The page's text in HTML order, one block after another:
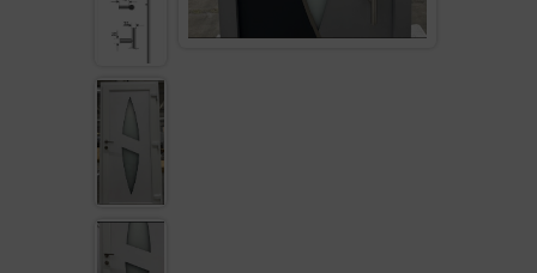
FENSTER
KUNSTSTOFF HAUSTÜR
TERRASSENTÜR
LAGER FENSTER